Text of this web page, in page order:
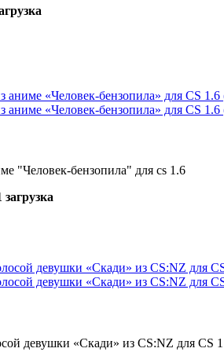
"Человек-бензопила" для cs 1.6
загрузка
девушки «Скади» из CS:NZ для CS